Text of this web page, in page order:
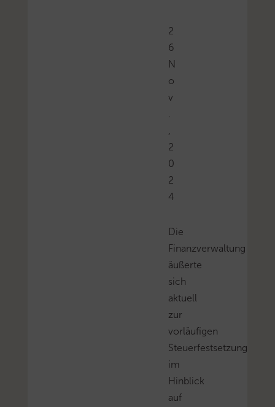
2
6
N
o
v
2
0
2
4
Die
Finanzverwaltung
äußerte
sich
aktuell
zur
vorläufigen
Steuerfestsetzung
im
Hinblick
auf